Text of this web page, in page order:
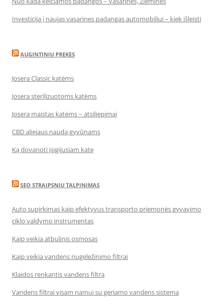
Investicija į naujas vasarines padangas automobiliui – kiek išleisti
AUGINTINIU PREKES
Josera Classic katėms
Josera sterilizuotoms katėms
Josera maistas katėms – atsiliepimai
CBD aliejaus nauda gyvūnams
Ką dovanoti įsigijusiam katę
SEO STRAIPSNIU TALPINIMAS
Auto supirkimas kaip efektyvus transporto priemonės gyvavimo
ciklo valdymo instrumentas
Kaip veikia atbulinis osmosas
Kaip veikia vandens nugeležinimo filtrai
Klaidos renkantis vandens filtrą
Vandens filtrai visam namui su geriamo vandens sistema